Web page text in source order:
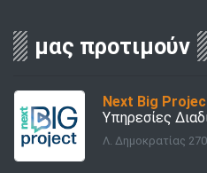
μας προτιμούν
Next Big
Υπηρεσίες
Λ. Δημοκρατίας 270